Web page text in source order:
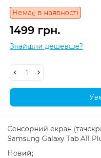
Немає в наявності
1499 грн.
Знайшли дешевше?
Сенсорний екран
Samsung Galaxy Tab A11
Новий;